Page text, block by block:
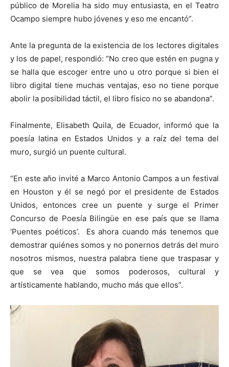
público de Morelia ha sido muy entusiasta, en el Teatro
Ocampo siempre hubo jóvenes y eso me encantó”.
Ante la pregunta de la existencia de los lectores digitales
y los de papel, respondió: “No creo que estén en pugna y
se halla que escoger entre uno u otro porque si bien el
libro digital tiene muchas ventajas, eso no tiene porque
abolir la posibilidad táctil, el libro físico no se abandona”.
Finalmente, Elisabeth Quila, de Ecuador, informó que la
poesía latina en Estados Unidos y a raíz del tema del
muro, surgió un puente cultural.
“En este año invité a Marco Antonio Campos a un festival
en Houston y él se negó por el presidente de Estados
Unidos, entonces cree un puente y surge el Primer
Concurso de Poesía Bilingüe en ese país que se llama
‘Puentes poéticos’. Es ahora cuando más tenemos que
demostrar quiénes somos y no ponernos detrás del muro
nosotros mismos, nuestra palabra tiene que traspasar y
que se vea que somos poderosos, cultural y
artísticamente hablando, mucho más que ellos”.